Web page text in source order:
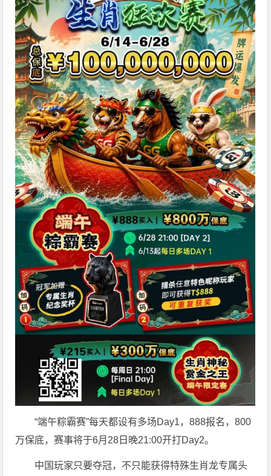
“端午粽霸赛”每天都设有多场Day1，888报名，800
万保底，赛事将于6月28日晚21:00开打Day2。
中国玩家只要夺冠，不只能获得特殊生肖龙专属头